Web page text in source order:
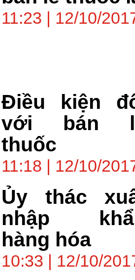
11:23 | 12/10/
Điều kiện
với bán
thuốc
11:18 | 12/10/
Ủy thác
nhập
hàng hóa
10:33 | 12/10/